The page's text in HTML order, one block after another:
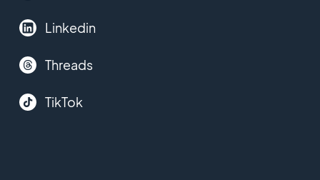
Linkedin
Threads
TikTok